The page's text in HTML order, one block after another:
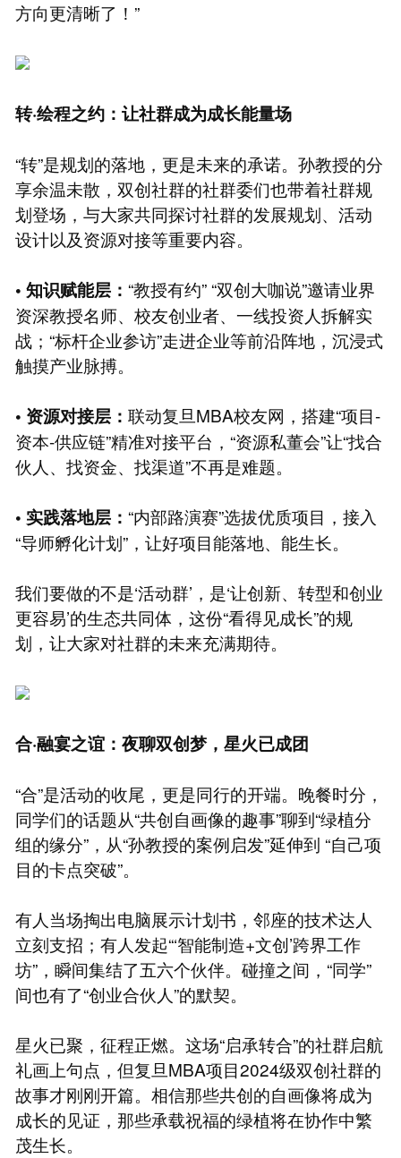
方向更清晰了！”
转·绘程之约：让社群成为成长能量场
“转”是规划的落地，更是未来的承诺。孙教授的分
享余温未散，双创社群的社群委们也带着社群规
划登场，与大家共同探讨社群的发展规划、活动
设计以及资源对接等重要内容。
• 知识赋能层： “教授有约” “双创大咖说”邀请业界
资深教授名师、校友创业者、一线投资人拆解实
战；“标杆企业参访”走进企业等前沿阵地，沉浸式
触摸产业脉搏。
• 资源对接层： 联动复旦MBA校友网，搭建“项目-
资本-供应链”精准对接平台，“资源私董会”让“找合
伙人、找资金、找渠道”不再是难题。
• 实践落地层： “内部路演赛”选拔优质项目，接入
“导师孵化计划”，让好项目能落地、能生长。
我们要做的不是‘活动群’，是‘让创新、转型和创业
更容易’的生态共同体，这份“看得见成长”的规
划，让大家对社群的未来充满期待。
合·融宴之谊：夜聊双创梦，星火已成团
“合”是活动的收尾，更是同行的开端。晚餐时分，
同学们的话题从“共创自画像的趣事”聊到“绿植分
组的缘分”，从“孙教授的案例启发”延伸到 “自己项
目的卡点突破”。
有人当场掏出电脑展示计划书，邻座的技术达人
立刻支招；有人发起“‘智能制造+文创’跨界工作
坊”，瞬间集结了五六个伙伴。碰撞之间，“同学”
间也有了“创业合伙人”的默契。
星火已聚，征程正燃。这场“启承转合”的社群启航
礼画上句点，但复旦MBA项目2024级双创社群的
故事才刚刚开篇。相信那些共创的自画像将成为
成长的见证，那些承载祝福的绿植将在协作中繁
茂生长。